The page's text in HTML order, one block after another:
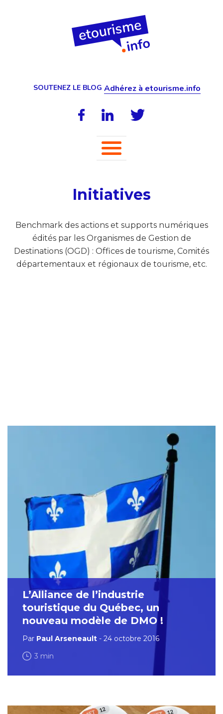
SOUTENEZ LE BLOG Adhérez à etourisme.info
Initiatives
Benchmark des actions et supports numériques
édités par les Organismes de Gestion de
Destinations (OGD) : Offices de tourisme, Comités
départementaux et régionaux de tourisme, etc.
L’Alliance de l’industrie
touristique du Québec, un
nouveau modèle de DMO !
Par Paul Arseneault - 24 octobre 2016
3 min